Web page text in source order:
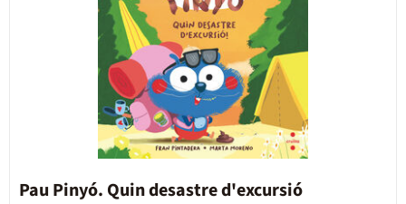
Pau Pinyó. Quin desastre d'excursió